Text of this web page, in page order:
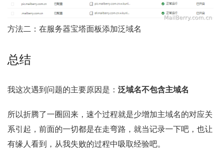
方法二：在服务器宝塔面板添加泛域名
总结
我这次遇到问题的主要原因是： 泛域名不包含主域名
所以折腾了一圈回来，速个过程就是少增加主域名的对应关
系引起，前面的一切都是在走弯路，就当记录一下吧，也让
有缘人看到，从我失败的过程中吸取经验吧。